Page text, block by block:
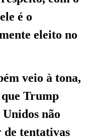
é o
eleito no
veio à tona,
Trump
não
tentativas